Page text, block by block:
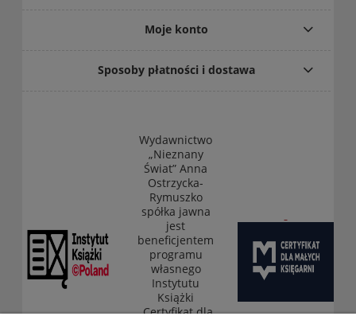
Moje konto
Sposoby płatności i dostawa
Wydawnictwo
„Nieznany
Świat” Anna
Ostrzycka-
Rymuszko
spółka jawna
jest
beneficjentem
programu
własnego
Instytutu
Książki
„Certyfikat dla